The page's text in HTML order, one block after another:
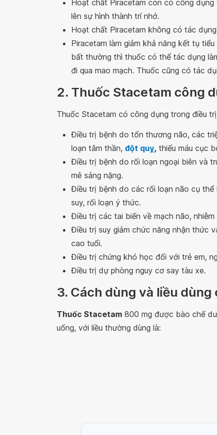
Hoạt chất Piracetam còn có công
lên sự hình thành trí nhớ.
Hoạt chất Piracetam không có tác
Piracetam làm giảm khả năng kết tụ
bất thường thì thuốc có thể tác dụng
đi qua mao mạch. Thuốc cũng có tác
2. Thuốc Stacetam công
Thuốc Stacetam có công dụng trong điều
Điều trị bệnh do tổn thương não, các
loạn tâm thần, đột quỵ, thiếu máu cục
Điều trị bệnh do rối loạn ngoại biên và
mê sảng nặng.
Điều trị bệnh do các rối loạn não cụ thể
suy, rối loạn ý thức.
Điều trị các tai biến về mạch não,
Điều trị suy giảm chức năng nhận thức
cao tuổi.
Điều trị chứng khó học đối với trẻ em,
Điều trị dự phòng nguy cơ say tàu xe.
3. Cách dùng và liều
Thuốc Stacetam 800 mg được bào chế
uống, với liều thường dùng là: